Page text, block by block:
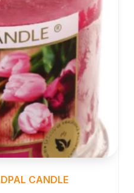
CANDLE